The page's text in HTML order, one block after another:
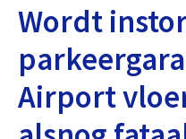
Wordt
Airport